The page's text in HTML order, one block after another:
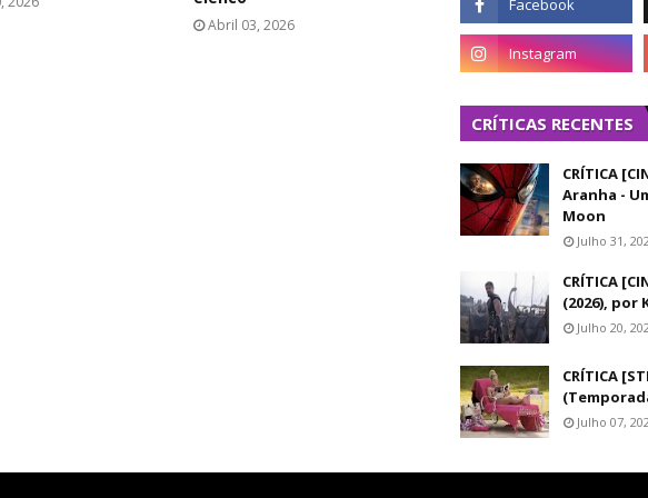
Abril 03, 2026
CRÍTICAS RECENTES
CRÍTICA
Aranha -
Moon
Julho 31,
CRÍTICA
(2026), por
Julho 20,
CRÍTICA
Julho 07,